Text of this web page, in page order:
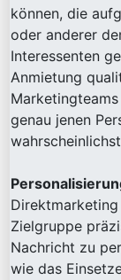
können, die
oder anderer
Interessenten
Anmietung
genau jenen
Zielgruppe
Nachricht zu
wie das